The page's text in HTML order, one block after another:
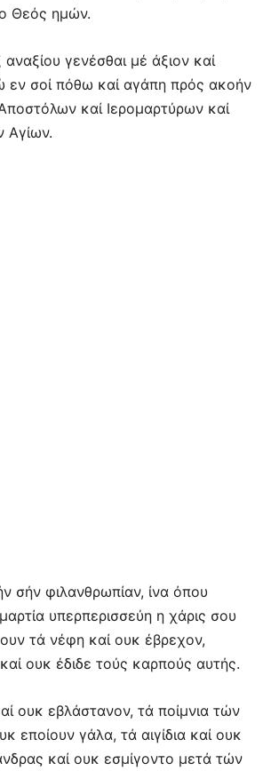
ο Θεός ημών.
γενέσθαι μέ άξιον καί
εν σοί πόθω καί αγάπη πρός ακοήν
καί Ιερομαρτύρων καί
Αγίων.
σήν φιλανθρωπίαν, ίνα όπου
υπερπερισσεύη η χάρις σου
τά νέφη καί ουκ έβρεχον,
ουκ έδιδε τούς καρπούς αυτής.
ουκ εβλάστανον, τά ποίμνια τών
εποίουν γάλα, τά αιγίδια καί ουκ
καί ουκ εσμίγοντο μετά τών